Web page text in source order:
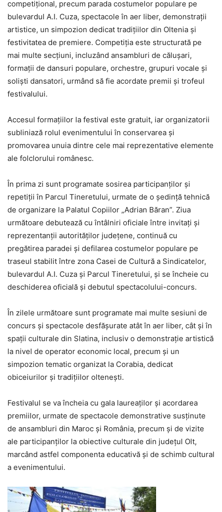
competițional, precum parada costumelor populare pe
bulevardul A.I. Cuza, spectacole în aer liber, demonstrații
artistice, un simpozion dedicat tradițiilor din Oltenia și
festivitatea de premiere. Competiția este structurată pe
mai multe secțiuni, incluzând ansambluri de călușari,
formații de dansuri populare, orchestre, grupuri vocale și
soliști dansatori, urmând să fie acordate premii și trofeul
festivalului.
Accesul formațiilor la festival este gratuit, iar organizatorii
subliniază rolul evenimentului în conservarea și
promovarea unuia dintre cele mai reprezentative elemente
ale folclorului românesc.
În prima zi sunt programate sosirea participanților și
repetiții în Parcul Tineretului, urmate de o ședință tehnică
de organizare la Palatul Copiilor „Adrian Băran”. Ziua
următoare debutează cu întâlniri oficiale între invitați și
reprezentanții autorităților județene, continuă cu
pregătirea paradei și defilarea costumelor populare pe
traseul stabilit între zona Casei de Cultură a Sindicatelor,
bulevardul A.I. Cuza și Parcul Tineretului, și se încheie cu
deschiderea oficială și debutul spectacolului-concurs.
În zilele următoare sunt programate mai multe sesiuni de
concurs și spectacole desfășurate atât în aer liber, cât și în
spații culturale din Slatina, inclusiv o demonstrație artistică
la nivel de operator economic local, precum și un
simpozion tematic organizat la Corabia, dedicat
obiceiurilor și tradițiilor oltenești.
Festivalul se va încheia cu gala laureaților și acordarea
premiilor, urmate de spectacole demonstrative susținute
de ansambluri din Maroc și România, precum și de vizite
ale participanților la obiective culturale din județul Olt,
marcând astfel componenta educativă și de schimb cultural
a evenimentului.